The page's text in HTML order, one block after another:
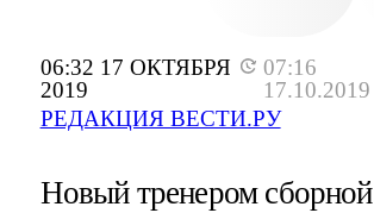
06:32 17 ОКТЯБРЯ
2019
07:16
17.10.2019
РЕДАКЦИЯ ВЕСТИ.РУ
Новый тренером сборной